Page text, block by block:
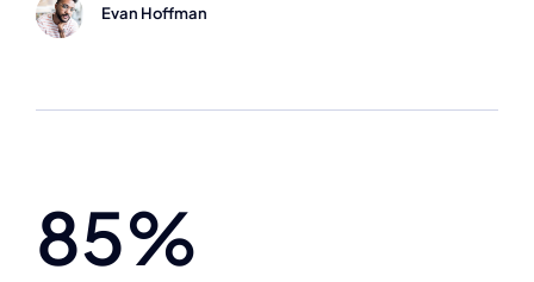
Evan Hoffman
85%